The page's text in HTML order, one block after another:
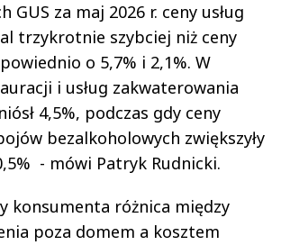
GUS za maj 2026 r. ceny usług
trzykrotnie szybciej niż ceny
o 5,7% i 2,1%. W
i usług zakwaterowania
4,5%, podczas gdy ceny
bezalkoholowych zwiększyły
- mówi Patryk Rudnicki.
konsumenta różnica między
poza domem a kosztem